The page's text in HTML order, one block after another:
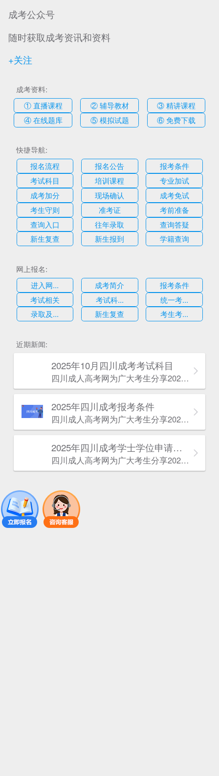
成考公众号
随时获取成考资讯和资料
+关注
成考资料:
① 直播课程
② 辅导教材
③ 精讲课程
④ 在线题库
⑤ 模拟试题 ⑥ 免费下载
快捷导航:
报名流程
报名公告
报考条件
考试科目
培训课程
专业加试
成考加分
现场确认
成考免试
考生守则
准考证
考前准备
查询入口
往年录取
查询答疑
新生复查
新生报到 学籍查询
网上报名:
进入网...
成考简介
报考条件
考试相关
考试科...
统一考...
录取及...
新生复查 考生考...
近期新闻:
2025年10月四川成考考试科目
四川成人高考网​为广大考生分享2025年10月四川成考考试科目。为广大在职人员和社会人士提供学历提升的机会。更多四川成考考试信息，欢迎在线访问四川成人高考网。
2025年‌‌‌‌四川成考报考条件
四川成人高考网​为广大考生分享2025年‌‌‌‌四川成考报考条件。为广大在职人员和社会人士提供学历提升的机会。更多四川成考考试信息，欢迎在线访问四川成人高考网。
2025年‌‌‌‌四川成考学士学位申请条件
四川成人高考网​为广大考生分享2025年‌‌‌‌四川成考学士学位申请条件。为广大在职人员和社会人士提供学历提升的机会。更多四川成考考试信息，欢迎在线访问四川成人高考网。